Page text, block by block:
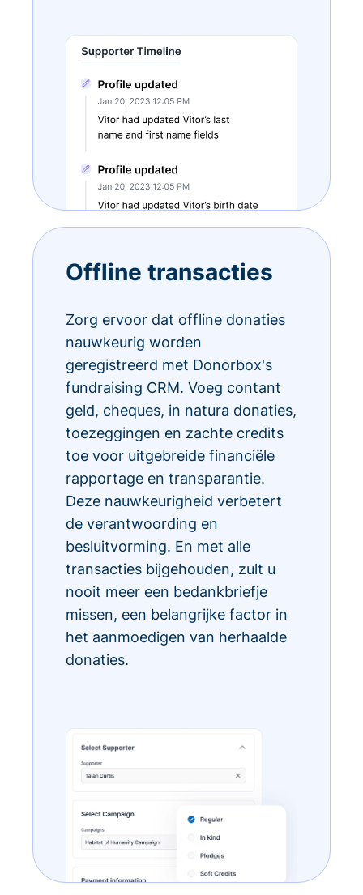
Offline transacties
Zorg ervoor dat offline donaties
nauwkeurig worden
geregistreerd met Donorbox's
fundraising CRM. Voeg contant
geld, cheques, in natura donaties,
toezeggingen en zachte credits
toe voor uitgebreide financiële
rapportage en transparantie.
Deze nauwkeurigheid verbetert
de verantwoording en
besluitvorming. En met alle
transacties bijgehouden, zult u
nooit meer een bedankbriefje
missen, een belangrijke factor in
het aanmoedigen van herhaalde
donaties.